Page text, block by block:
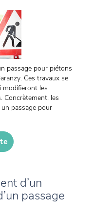
passage pour piétons
Ces travaux se
modifieront les
Concrètement, les
passage pour
d’un
passage